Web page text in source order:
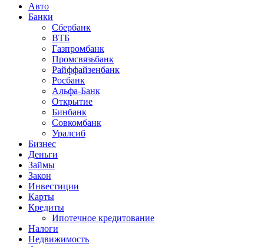
Авто
Банки
Сбербанк
ВТБ
Газпромбанк
Промсвязьбанк
Райффайзенбанк
Росбанк
Альфа-Банк
Открытие
Бинбанк
Совкомбанк
Уралсиб
Бизнес
Деньги
Займы
Закон
Инвестиции
Карты
Кредиты
Ипотечное кредитование
Налоги
Недвижимость